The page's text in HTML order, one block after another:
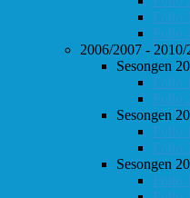
Follo
Follo
2006/2007 - 2010/
Sesongen
Follo 1
Follo
Sesongen
Follo 1
Follo
Sesongen
Follo 1